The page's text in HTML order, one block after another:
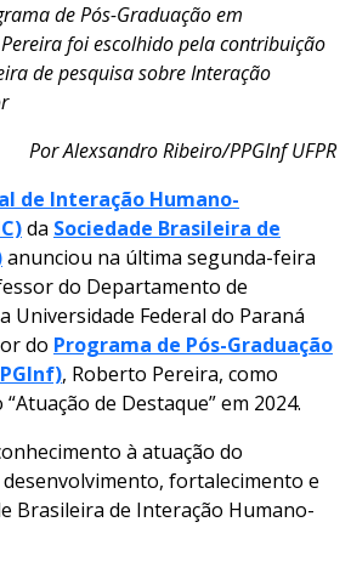
de Pós-Graduação em
foi escolhido pela contribuição
de pesquisa sobre Interação
Por Alexsandro Ribeiro/PPGInf UFPR
de Interação Humano-
da Sociedade Brasileira de
anunciou na última segunda-feira
do Departamento de
Universidade Federal do Paraná
do Programa de Pós-Graduação
, Roberto Pereira, como
de Destaque” em 2024.
à atuação do
fortalecimento e
Brasileira de Interação Humano-